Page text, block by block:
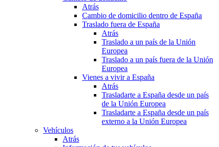
Atrás
Cambio de domicilio dentro de España
Traslado fuera de España
Atrás
Traslado a un país de la Unión
Europea
Traslado a un país fuera de la Unión
Europea
Vienes a vivir a España
Atrás
Trasladarte a España desde un país
de la Unión Europea
Trasladarte a España desde un país
externo a la Unión Europea
Vehículos
Atrás